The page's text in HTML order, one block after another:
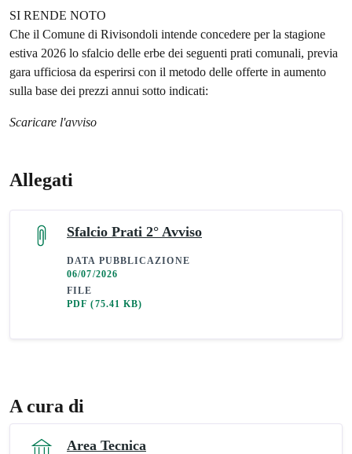
SI RENDE NOTO
Che il Comune di Rivisondoli intende concedere per la stagione
estiva 2026 lo sfalcio delle erbe dei seguenti prati comunali, previa
gara ufficiosa da esperirsi con il metodo delle offerte in aumento
sulla base dei prezzi annui sotto indicati:
Scaricare l'avviso
Allegati
Sfalcio Prati 2° Avviso
DATA PUBBLICAZIONE
06/07/2026
FILE
PDF(75.41 KB)
A cura di
Area Tecnica